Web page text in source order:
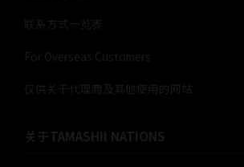
联系方式一览表
For Overseas Customers
仅供关于代理商及其他使用的网站
关于TAMASHII NATIONS